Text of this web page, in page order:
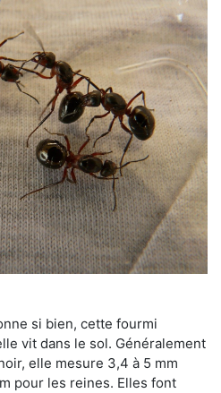
si bien, cette fourmi
vit dans le sol. Généralement
elle mesure 3,4 à 5 mm
pour les reines. Elles font